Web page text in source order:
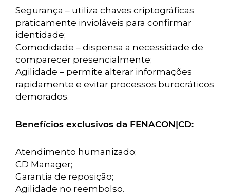
Segurança – utiliza chaves criptográficas
praticamente invioláveis para confirmar
identidade;
Comodidade – dispensa a necessidade de
comparecer presencialmente;
Agilidade – permite alterar informações
rapidamente e evitar processos burocráticos
demorados.
Benefícios exclusivos da FENACON|CD:
Atendimento humanizado;
CD Manager;
Garantia de reposição;
Agilidade no reembolso.